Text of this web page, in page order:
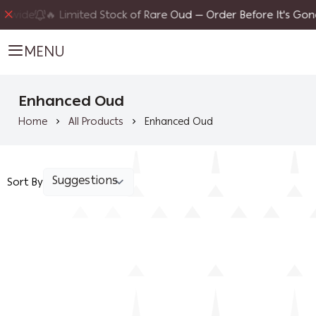
🔥 Limited Stock of Rare Oud — Order Before It's Gone
MENU
Enhanced Oud
Home All Products Enhanced Oud
Sort By